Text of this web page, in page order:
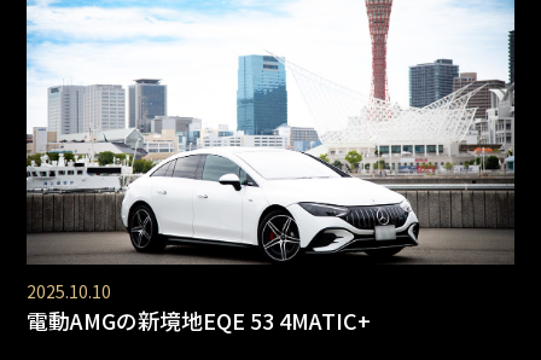
2025.10.10
電動AMGの新境地EQE 53 4MATIC+